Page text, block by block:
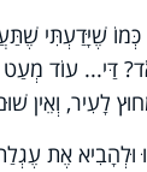
כְּמוֹ שֶׁיָּדַעְתִּי
דַּי... עוֹד
לָעִיר, וְאֵין
אֶת